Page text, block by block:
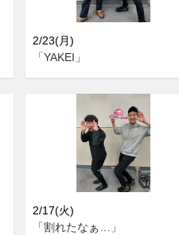
2/23(月)
「YAKEI」
2/17(火)
「割れたなぁ…」